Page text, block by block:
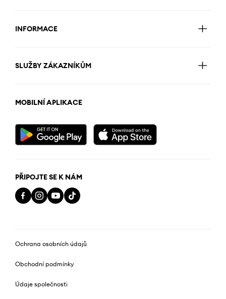
INFORMACE
SLUŽBY ZÁKAZNÍKŮM
MOBILNÍ APLIKACE
PŘIPOJTE SE K NÁM
Ochrana osobních údajů
Obchodní podmínky
Údaje společnosti